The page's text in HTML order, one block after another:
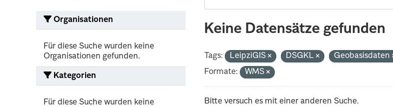
Organisationen
Für diese Suche wurden keine
Organisationen gefunden.
Kategorien
Für diese Suche wurden keine
Keine Datensätze gefunden
Tags: LeipziGIS DSGKL Geobasisdaten
Formate:
WMS
Bitte versuch es mit einer anderen Suche.